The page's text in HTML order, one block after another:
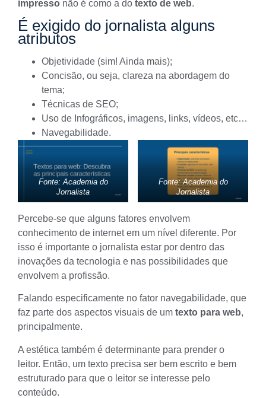
impresso não é como a do texto de web.
É exigido do jornalista alguns
atributos
Objetividade (sim! Ainda mais);
Concisão, ou seja, clareza na abordagem do
tema;
Técnicas de SEO;
Uso de Infográficos, imagens, links, vídeos, etc…
Navegabilidade.
Fonte: Academia do
Jornalista
Fonte: Academia do
Jornalista
Percebe-se que alguns fatores envolvem
conhecimento de internet em um nível diferente. Por
isso é importante o jornalista estar por dentro das
inovações da tecnologia e nas possibilidades que
envolvem a profissão.
Falando especificamente no fator navegabilidade, que
faz parte dos aspectos visuais de um texto para web,
principalmente.
A estética também é determinante para prender o
leitor. Então, um texto precisa ser bem escrito e bem
estruturado para que o leitor se interesse pelo
conteúdo.